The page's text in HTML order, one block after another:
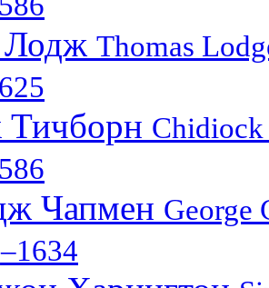
Лодж Thomas
Чапмен George